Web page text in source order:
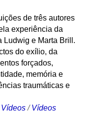
de três autores
experiência da
Ludwig e Marta Brill.
do exílio, da
forçados,
memória e
traumáticas e
Vídeos /Vídeos